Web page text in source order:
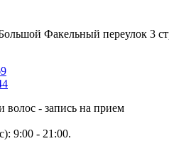
Факельный переулок 3
9:00 - 21:00.